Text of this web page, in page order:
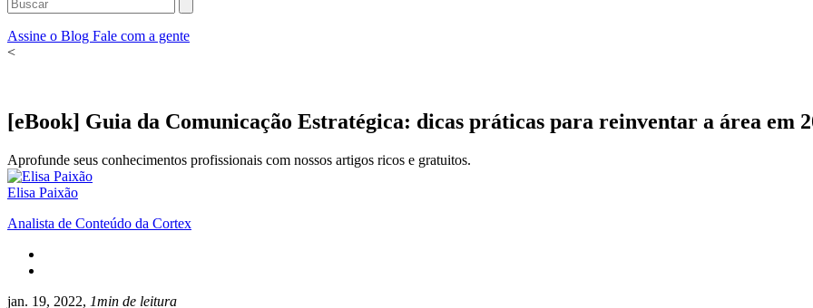
Assine o Blog Fale com a gente
<
[eBook] Guia da Comunicação Estratégica: dicas práticas para reinventar a área em
Aprofunde seus conhecimentos profissionais com nossos artigos ricos e gratuitos.
Elisa Paixão
Analista de Conteúdo da Cortex
jan. 19, 2022, 1min de leitura